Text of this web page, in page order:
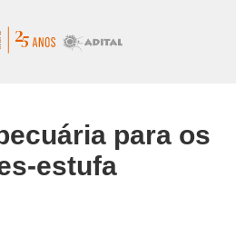
para os
estufa